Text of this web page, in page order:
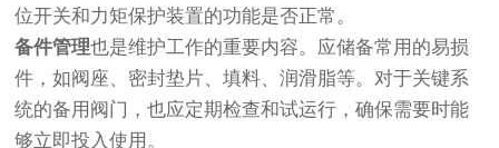
位开关和力矩保护装置的功能是否正常。
备件管理也是维护工作的重要内容。应储备常用的易损
件，如阀座、密封垫片、填料、润滑脂等。对于关键系
统的备用阀门，也应定期检查和试运行，确保需要时能
够立即投入使用。